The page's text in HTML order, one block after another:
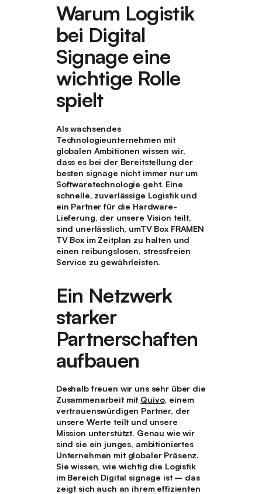
Warum Logistik
bei Digital
Signage eine
wichtige Rolle
spielt
Als wachsendes
Technologieunternehmen mit
globalen Ambitionen wissen wir,
dass es bei der Bereitstellung der
besten signage nicht immer nur um
Softwaretechnologie geht. Eine
schnelle, zuverlässige Logistik und
ein Partner für die Hardware-
Lieferung, der unsere Vision teilt,
sind unerlässlich, umTV Box FRAMEN
TV Box im Zeitplan zu halten und
einen reibungslosen, stressfreien
Service zu gewährleisten.
Ein Netzwerk
starker
Partnerschaften
aufbauen
Deshalb freuen wir uns sehr über die
Zusammenarbeit mit Quivo, einem
vertrauenswürdigen Partner, der
unsere Werte teilt und unsere
Mission unterstützt. Genau wie wir
sind sie ein junges, ambitioniertes
Unternehmen mit globaler Präsenz.
Sie wissen, wie wichtig die Logistik
im Bereich Digital signage ist – das
zeigt sich auch an ihrem effizienten